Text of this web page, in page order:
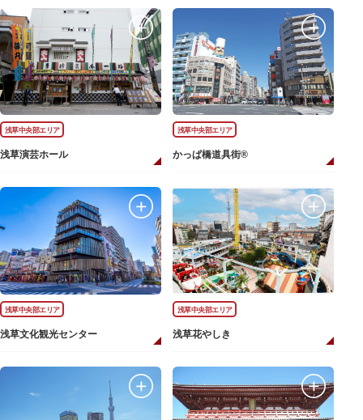
浅草中央部エリア
浅草演芸ホール
浅草中央部エリア
かっぱ橋道具街®
浅草中央部エリア
浅草文化観光センター
浅草中央部エリア
浅草花やしき